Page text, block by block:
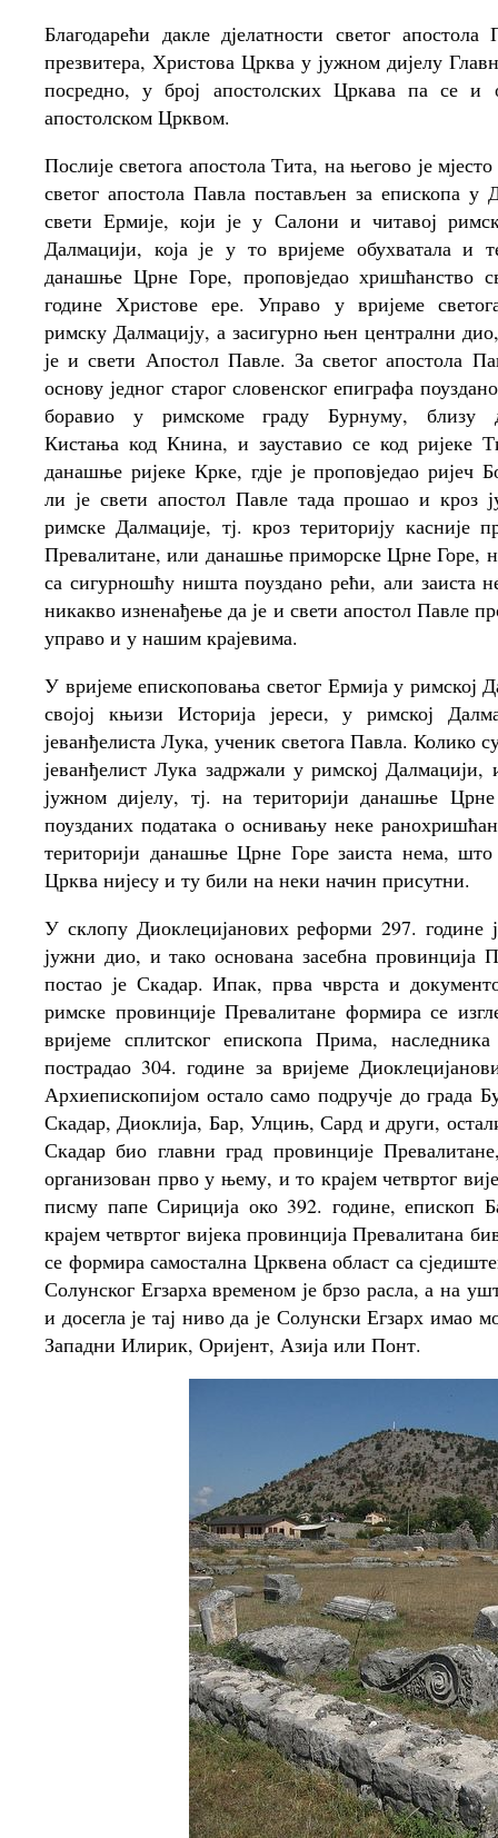
Благодарећи дакле дјелатности светог
презвитера, Христова Црква у јужном дијелу
посредно, у број апостолских Цркава па се
апостолском Црквом.
Послије светога апостола Тита, на његово је
светог апостола Павла постављен за епископа у
свети Ермије, који је у Салони и читавој
Далмацији, која је у то вријеме обухватала и
данашње Црне Горе, проповједао хришћанство
године Христове ере. Управо у вријеме
римску Далмацију, а засигурно њен централни
је и свети Апостол Павле. За светог апостола
основу једног старог словенског епиграфа
боравио у римскоме граду Бурнуму, близу
Кистања код Книна, и зауставио се код ријеке
данашње ријеке Крке, гдје је проповједао ријеч
ли је свети апостол Павле тада прошао и кроз
римске Далмације, тј. кроз територију касније
Превалитане, или данашње приморске Црне Горе,
са сигурношћу ништа поуздано рећи, али заиста
никакво изненађење да је и свети апостол Павле
управо и у нашим крајевима.
У вријеме епископовања светог Ермија у римској
својој књизи Историја јереси, у римској
јеванђелиста Лука, ученик светога Павла. Колико
јеванђелист Лука задржали у римској
јужном дијелу, тј. на територији данашње
поузданих података о оснивању неке
територији данашње Црне Горе заиста нема,
Црква нијесу и ту били на неки начин присутни.
У склопу Диоклецијанових реформи 297. године
јужни дио, и тако основана засебна провинција
постао је Скадар. Ипак, прва чврста и
римске провинције Превалитане формира се
вријеме сплитског епископа Прима,
пострадао 304. године за вријеме
Архиепископијом остало само подручје до
Скадар, Диоклија, Бар, Улцињ, Сард и други,
Скадар био главни град провинције
организован прво у њему, и то крајем четвртог
писму папе Сириција око 392. године, епископ
крајем четвртог вијека провинција Превалитана
се формира самостална Црквена област са
Солунског Егзарха временом је брзо расла, а на
и досегла је тај ниво да је Солунски Егзарх имао
Западни Илирик, Оријент, Азија или Понт.